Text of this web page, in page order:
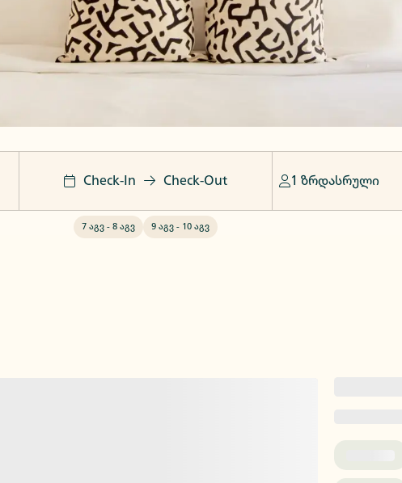
Check-In Check-Out
7 აგვ - 8 აგვ 9 აგვ - 10 აგვ
1 ზრდასრული